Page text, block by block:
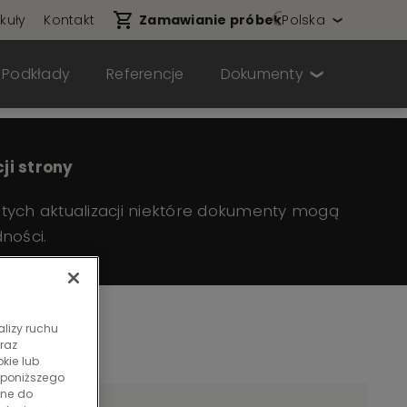
Kontakt Zamawianie próbekPolska
Podkłady Referencje Dokumenty
strony
aktualizacji niektóre dokumenty mogą
ruchu
lub
do